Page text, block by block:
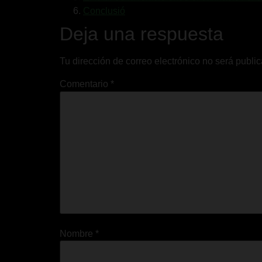
Deja una respuesta
Tu dirección de correo electrónico no será
Comentario *
Nombre *